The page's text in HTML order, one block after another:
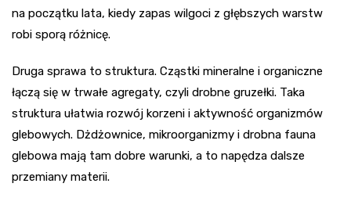
na początku lata, kiedy zapas wilgoci z głębszych warstw
robi sporą różnicę.
Druga sprawa to struktura. Cząstki mineralne i organiczne
łączą się w trwałe agregaty, czyli drobne gruzełki. Taka
struktura ułatwia rozwój korzeni i aktywność organizmów
glebowych. Dżdżownice, mikroorganizmy i drobna fauna
glebowa mają tam dobre warunki, a to napędza dalsze
przemiany materii.